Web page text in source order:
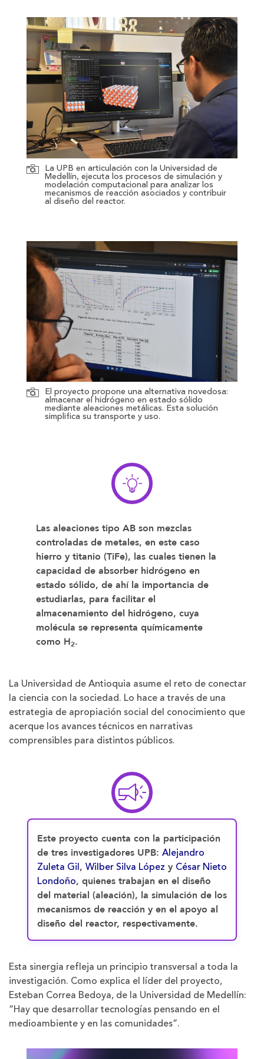
La UPB en articulación con la Universidad de
Medellín, ejecuta los procesos de simulación y
modelación computacional para analizar los
mecanismos de reacción asociados y contribuir
al diseño del reactor.
El proyecto propone una alternativa novedosa:
almacenar el hidrógeno en estado sólido
mediante aleaciones metálicas. Esta solución
simplifica su transporte y uso.
Las aleaciones tipo AB son mezclas
controladas de metales, en este caso
hierro y titanio (TiFe), las cuales tienen la
capacidad de absorber hidrógeno en
estado sólido, de ahí la importancia de
estudiarlas, para facilitar el
almacenamiento del hidrógeno, cuya
molécula se representa químicamente
como H2.
La Universidad de Antioquia asume el reto de conectar
la ciencia con la sociedad. Lo hace a través de una
estrategia de apropiación social del conocimiento que
acerque los avances técnicos en narrativas
comprensibles para distintos públicos.
Este proyecto cuenta con la participación
de tres investigadores UPB: Alejandro
Zuleta Gil, Wilber Silva López y César Nieto
Londoño, quienes trabajan en el diseño
del material (aleación), la simulación de los
mecanismos de reacción y en el apoyo al
diseño del reactor, respectivamente.
Esta sinergia refleja un principio transversal a toda la
investigación. Como explica el líder del proyecto,
Esteban Correa Bedoya, de la Universidad de Medellín:
“Hay que desarrollar tecnologías pensando en el
medioambiente y en las comunidades”.